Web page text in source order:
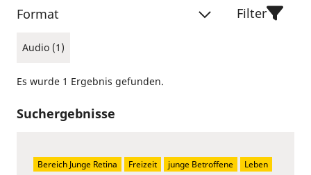
Format
Audio (1)
Filter
Es wurde 1 Ergebnis gefunden.
Suchergebnisse
Bereich Junge Retina Freizeit junge Betroffene
Leben